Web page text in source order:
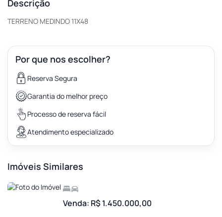
Descrição
TERRENO MEDINDO 11X48
Por que nos escolher?
Reserva Segura
Garantia do melhor preço
Processo de reserva fácil
Atendimento especializado
Imóveis Similares
Venda: R$ 1.450.000,00